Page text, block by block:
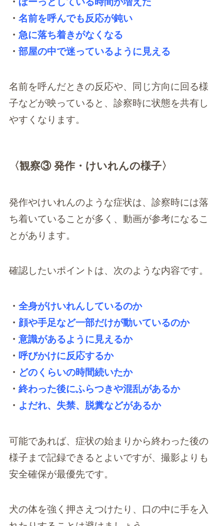
・ 名前を呼んでも反応が鈍い
・ 急に落ち着きがなくなる
・ 部屋の中で迷っているように見える
名前を呼んだときの反応や、同じ方向に回る様
子などが映っていると、診察時に状態を共有し
やすくなります。
〈観察③ 発作・けいれんの様子〉
発作やけいれんのような症状は、診察時には落
ち着いていることが多く、動画が参考になるこ
とがあります。
確認したいポイントは、次のような内容です。
・ 全身がけいれんしているのか
・ 顔や手足など一部だけが動いているのか
・ 意識があるように見えるか
・ 呼びかけに反応するか
・ どのくらいの時間続いたか
・ 終わった後にふらつきや混乱があるか
・ よだれ、失禁、脱糞などがあるか
可能であれば、症状の始まりから終わった後の
様子まで記録できるとよいですが、撮影よりも
安全確保が最優先です。
犬の体を強く押さえつけたり、口の中に手を入